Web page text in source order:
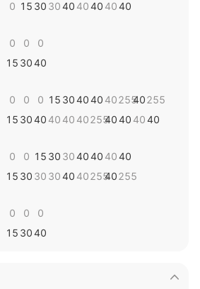
0 15 30 3040 4040 4040
0
15
0
30
0
40
0
15
0
30
0
40
15
40
30
40
40
40
40
255
40
40
255
40
40
40
255
40
0
15
0
30
15
30
30
30
30
40
40
40
40
255
40
40
40
255
0
15
0
30
0
40